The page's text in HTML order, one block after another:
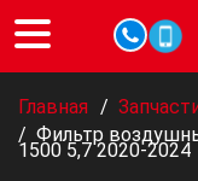
Главная /
/ Фильтр
1500 5,7 2020-2024